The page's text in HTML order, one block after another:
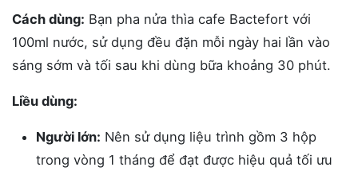
Cách dùng: Bạn pha nửa thìa cafe Bactefort với
100ml nước, sử dụng đều đặn mỗi ngày hai lần vào
sáng sớm và tối sau khi dùng bữa khoảng 30 phút.
Liều dùng:
Người lớn: Nên sử dụng liệu trình gồm 3 hộp
trong vòng 1 tháng để đạt được hiệu quả tối ưu